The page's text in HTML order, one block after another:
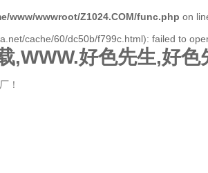
www/wwwroot/Z1024.COM/func.php on
cache/60/dc50b/f799c.html): failed to
,WWW.好色先生,好
！